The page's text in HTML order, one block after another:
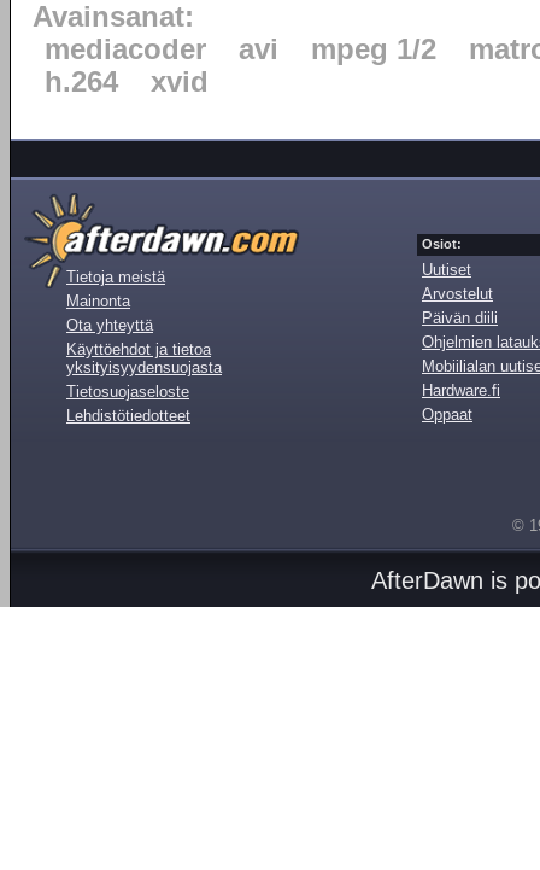
Avainsanat:
mediacoder
avi mpeg 1/2
h.264
xvid
Tietoja meistä
Mainonta
Ota yhteyttä
Käyttöehdot ja tietoa
yksityisyydensuojasta
Tietosuojaseloste
Lehdistötiedotteet
Osiot:
Uutiset
Arvostelut
Päivän diili
Ohjelmien
Mobiilialan
Hardware.fi
Oppaat
©
AfterDawn is